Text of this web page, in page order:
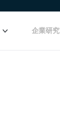
企業研究